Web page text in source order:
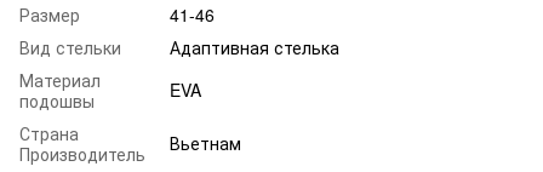
Размер
41-46
Вид стельки
Адаптивная стелька
Материал
подошвы
EVA
Страна
Производитель
Вьетнам